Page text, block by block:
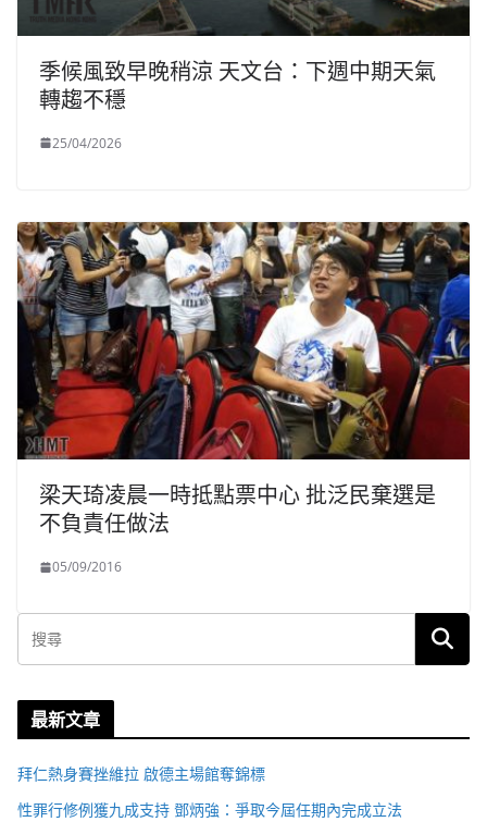
季候風致早晚稍涼 天文台：下週中期天氣
轉趨不穩
25/04/2026
梁天琦凌晨一時抵點票中心 批泛民棄選是
不負責任做法
05/09/2016
最新文章
拜仁熱身賽挫維拉 啟德主場館奪錦標
性罪行修例獲九成支持 鄧炳強：爭取今屆任期內完成立法